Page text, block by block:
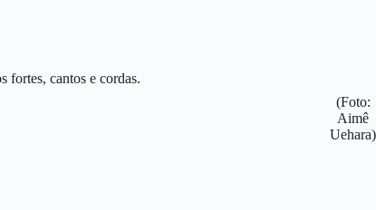
(Foto:
Aimê
Uehara)
fortes, cantos e cordas.